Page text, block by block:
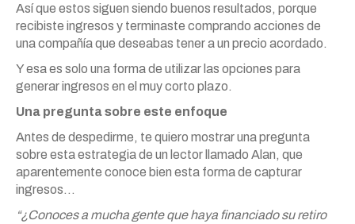
Así que estos siguen siendo buenos resultados, porque
recibiste ingresos y terminaste comprando acciones de
una compañía que deseabas tener a un precio acordado.
Y esa es solo una forma de utilizar las opciones para
generar ingresos en el muy corto plazo.
Una pregunta sobre este enfoque
Antes de despedirme, te quiero mostrar una pregunta
sobre esta estrategia de un lector llamado Alan, que
aparentemente conoce bien esta forma de capturar
ingresos…
“¿Conoces a mucha gente que haya financiado su retiro